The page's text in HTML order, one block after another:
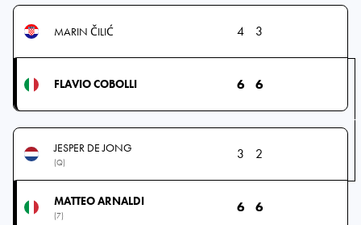
MARIN ČILIĆ 4 3
FLAVIO COBOLLI 6 6
JESPER DE JONG
(Q)
3 2
MATTEO ARNALDI
(7)
6 6